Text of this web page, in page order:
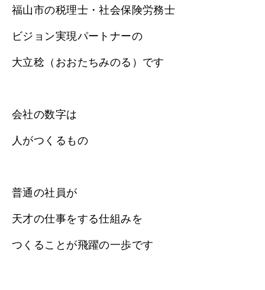
福山市の税理士・社会保険労務士
ビジョン実現パートナーの
大立稔（おおたちみのる）です
会社の数字は
人がつくるもの
普通の社員が
天才の仕事をする仕組みを
つくることが飛躍の一歩です